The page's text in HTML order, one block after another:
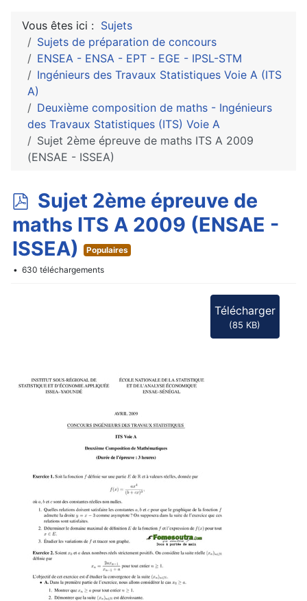
Vous êtes ici : Sujets
Sujets de préparation de concours
ENSEA - ENSA - EPT - EGE - IPSL-STM
Ingénieurs des Travaux Statistiques Voie A (ITS
A)
Deuxième composition de maths - Ingénieurs
des Travaux Statistiques (ITS) Voie A
Sujet 2ème épreuve de maths ITS A 2009
(ENSAE - ISSEA)
p
d
f
Sujet 2ème épreuve de
maths ITS A 2009 (ENSAE -
ISSEA)
Populaires
630 téléchargements
Télécharger
(85 KB)